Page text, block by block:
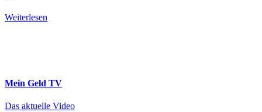
Weiterlesen
Mein Geld TV
Das aktuelle Video